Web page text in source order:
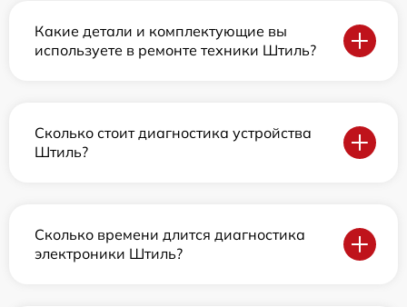
Какие детали и комплектующие вы
используете в ремонте техники Штиль?
Сколько стоит диагностика устройства
Штиль?
Сколько времени длится диагностика
электроники Штиль?